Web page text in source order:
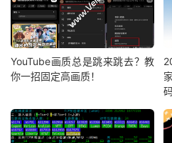
YouTube画质总是跳来跳去？教
你一招固定高画质！